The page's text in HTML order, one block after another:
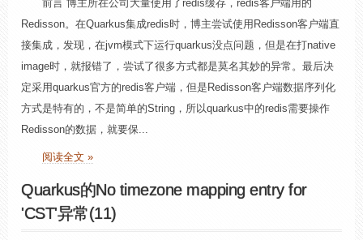
前言 博主所在公司大量使用了redis缓存，redis客户端用的
Redisson。在Quarkus集成redis时，博主尝试使用Redisson客户端直
接集成，发现，在jvm模式下运行quarkus没点问题，但是在打native
image时，就报错了，尝试了很多方式都是莫名其妙的异常。最后决
定采用quarkus官方的redis客户端，但是Redisson客户端数据序列化
方式是特有的，不是简单的String，所以quarkus中的redis需要操作
Redisson的数据，就要保...
阅读全文 »
Quarkus的No timezone mapping entry for
'CST'异常(11)